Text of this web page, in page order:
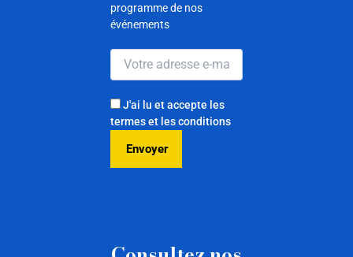
programme de nos
événements
J'ai lu et accepte les
termes et les conditions